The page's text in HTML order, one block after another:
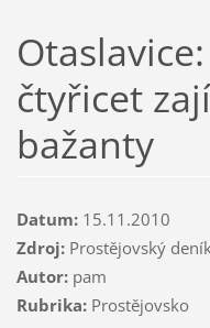
čtyřicet
bažanty
Datum:15.11.2010
Zdroj:Prostějovský deník
Autor:pam
Rubrika:Prostějovsko